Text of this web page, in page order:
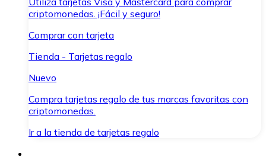
criptomonedas. ¡Fácil y seguro!
Comprar con tarjeta
Tienda - Tarjetas regalo
Nuevo
Compra tarjetas regalo de tus marcas favoritas con
criptomonedas.
Ir a la tienda de tarjetas regalo